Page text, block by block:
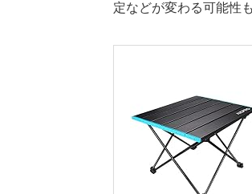
定などが変わる可能性